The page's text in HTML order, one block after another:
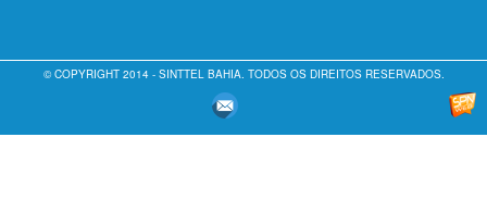
© COPYRIGHT 2014 - SINTTEL BAHIA. TODOS OS DIREITOS RESERVADOS.